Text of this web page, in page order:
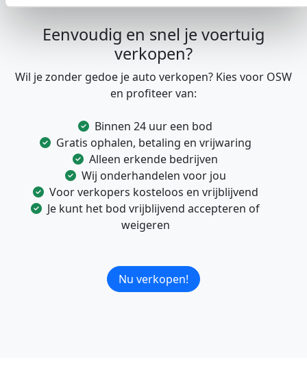
Eenvoudig en snel je voertuig
verkopen?
Wil je zonder gedoe je auto verkopen? Kies voor OSW
en profiteer van:
Binnen 24 uur een bod
Gratis ophalen, betaling en vrijwaring
Alleen erkende bedrijven
Wij onderhandelen voor jou
Voor verkopers kosteloos en vrijblijvend
Je kunt het bod vrijblijvend accepteren of
weigeren
Nu verkopen!